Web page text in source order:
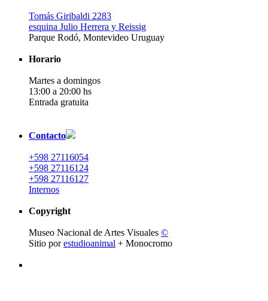
Tomás Giribaldi 2283
esquina Julio Herrera y Reissig
Parque Rodó, Montevideo Uruguay
Horario
Martes a domingos
13:00 a 20:00 hs
Entrada gratuita
Contacto
+598 27116054
+598 27116124
+598 27116127
Internos
Copyright
Museo Nacional de Artes Visuales ©
Sitio porestudioanimal + Monocromo